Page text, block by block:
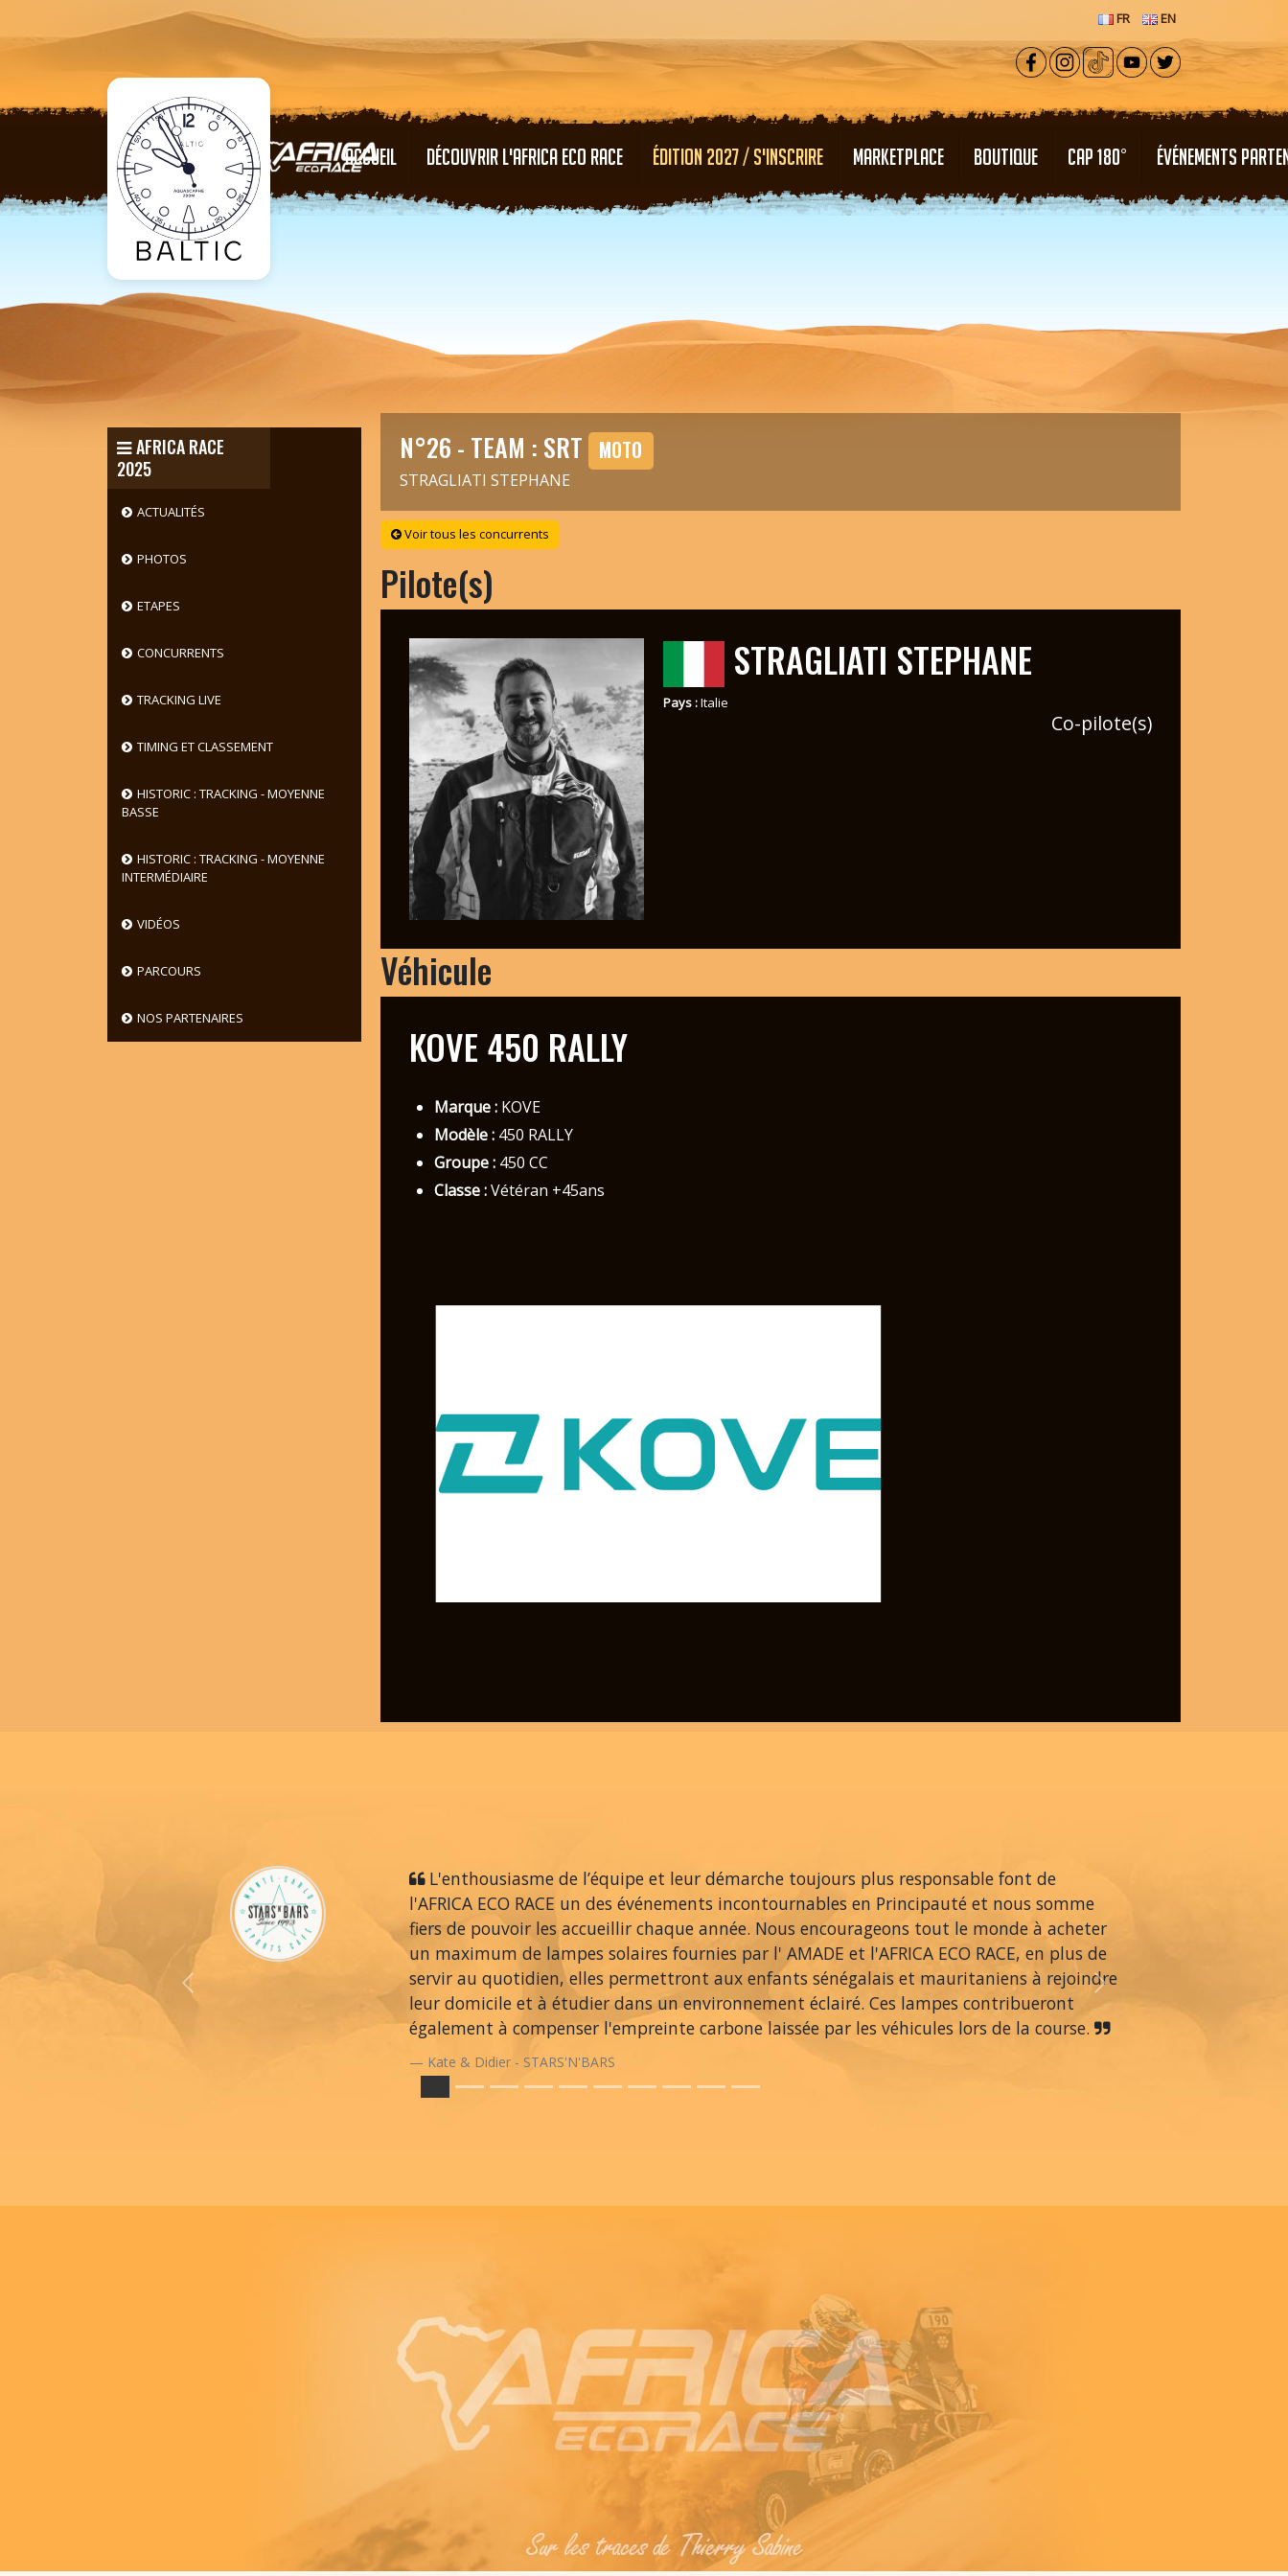
FR EN
ACCUEIL DÉCOUVRIR L'AFRICA ECO RACE ÉDITION 2027 / S'INSCRIRE MARKETPLACE BOUTIQUE CAP 180° ÉVÉNEMENTS
AFRICA RACE
2025
ACTUALITÉS
PHOTOS
ETAPES
CONCURRENTS
TRACKING LIVE
TIMING ET CLASSEMENT
HISTORIC : TRACKING - MOYENNE
BASSE
HISTORIC : TRACKING - MOYENNE
INTERMÉDIAIRE
VIDÉOS
PARCOURS
NOS PARTENAIRES
N°26 - TEAM : SRT MOTO
STRAGLIATI STEPHANE
Voir tous les concurrents
Pilote(s)
STRAGLIATI STEPHANE
Pays :Italie
Co-pilote(s)
Véhicule
KOVE 450 RALLY
Marque :KOVE
Modèle :450 RALLY
Groupe :450 CC
Classe :Vétéran +45ans
L'enthousiasme de l’équipe et leur démarche toujours plus responsable font de
l'AFRICA ECO RACE un des événements incontournables en Principauté et nous somme
fiers de pouvoir les accueillir chaque année. Nous encourageons tout le monde à acheter
un maximum de lampes solaires fournies par l' AMADE et l'AFRICA ECO RACE, en plus de
servir au quotidien, elles permettront aux enfants sénégalais et mauritaniens à rejoindre
leur domicile et à étudier dans un environnement éclairé. Ces lampes contribueront
également à compenser l'empreinte carbone laissée par les véhicules lors de la course.
Kate & Didier - STARS'N'BARS
Previous Next